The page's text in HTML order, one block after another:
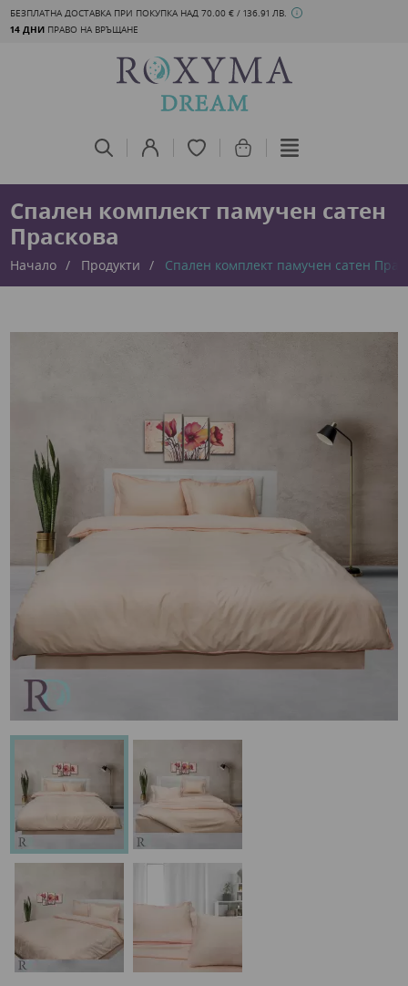
БЕЗПЛАТНА ДОСТАВКА ПРИ ПОКУПКА НАД 70.00 € / 136.91 ЛВ.
14 ДНИ ПРАВО НА ВРЪЩАНЕ
Спален комплект памучен сатен
Праскова
Начало Продукти Спален комплект памучен сатен